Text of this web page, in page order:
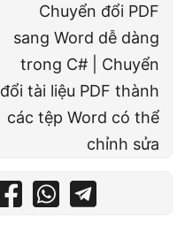
Chuyển đổi PDF
sang Word dễ dàng
trong C# | Chuyển
đổi tài liệu PDF thành
các tệp Word có thể
chỉnh sửa